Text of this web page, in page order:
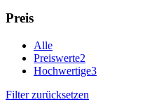
Preis
Alle
Preiswerte2
Hochwertige3
Filter zurücksetzen